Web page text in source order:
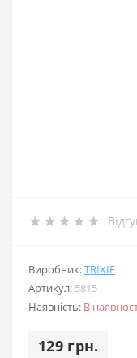
Виробник:TRIXIE
Артикул: 5815
Наявність: В
129 грн.